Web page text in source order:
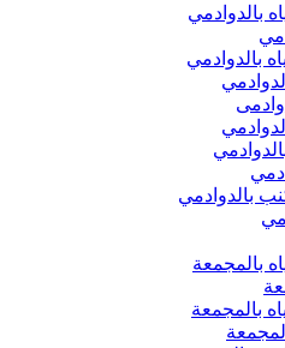
بالدوادمي
بالدوادمي
بالدوادمي
بالمجمعة
بالمجمعة